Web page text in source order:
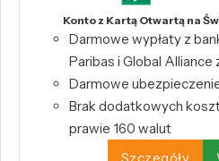
Konto z Kartą Otwartą na
Darmowe wypłaty z
Paribas i Global Alliance
Darmowe
Brak dodatkowych
prawie 160 walut